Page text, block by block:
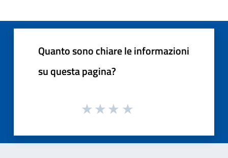
Quanto sono chiare le informazioni
su questa pagina?